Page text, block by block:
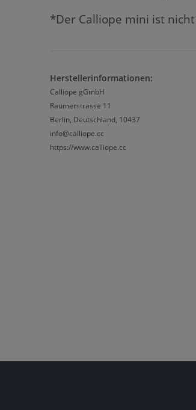
*Der Calliope mini ist
Herstellerinformationen:
Calliope gGmbH
Raumerstrasse 11
Berlin, Deutschland, 10437
info@calliope.cc
https://www.calliope.cc